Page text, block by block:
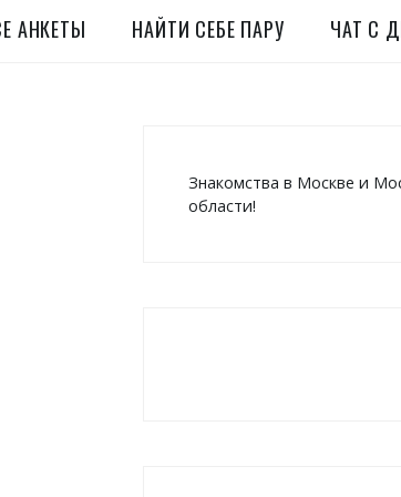
АНКЕТЫ НАЙТИ СЕБЕ ПАРУ ЧАТ С
Знакомства в Москве и
области!